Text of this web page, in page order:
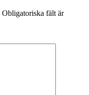
Obligatoriska fält är